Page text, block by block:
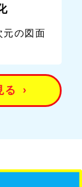
元の図面
る ›